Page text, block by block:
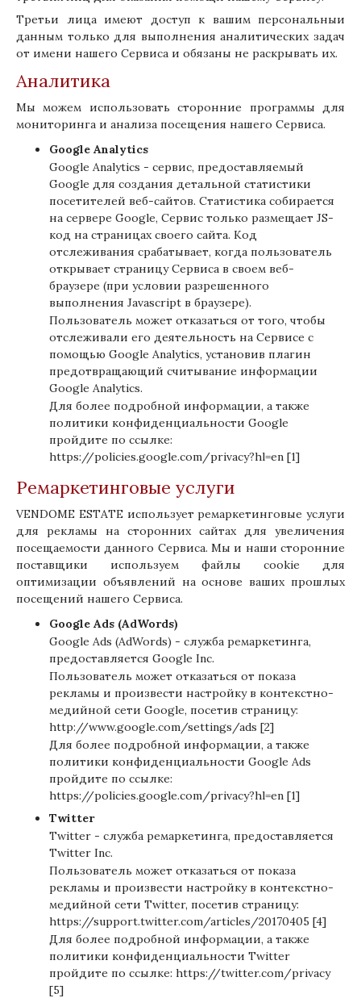
Третьи лица имеют доступ к вашим персональныи
данным только для выполнения аналитических задач
от имени нашего Сервиса и обязаны не раскрывать их.
Аналитика
Мы можем использовать сторонние программы для
мониторинга и анализа посещения нашего Сервиса.
Google Analytics
Google Analytics - сервис, предоставляемый
Google для создания детальной статистики
посетителей веб-сайтов. Статистика собирается
на сервере Google, Сервис только размещает JS-
код на страницах своего сайта. Код
отслеживания срабатывает, когда пользователь
открывает страницу Сервиса в своем веб-
браузере (при условии разрешенного
выполнения Javascript в браузере).
Пользователь может отказаться от того, чтобы
отслеживали его деятельность на Сервисе с
помощью Google Analytics, установив плагин
предотвращающий считывание информации
Google Analytics.
Для более подробной информации, а также
политики конфиденциальности Google
пройдите по ссылке:
https://policies.google.com/privacy?hl=en [1]
Ремаркетинговые услуги
VENDOME ESTATE использует ремаркетинговые услуги
для рекламы на сторонних сайтах для увеличения
посещаемости данного Сервиса. Мы и наши сторонние
поставщики используем файлы cookie для
оптимизации объявлений на основе ваших прошлых
посещений нашего Сервиса.
Google Ads (AdWords)
Google Ads (AdWords) - служба ремаркетинга,
предоставляется Google Inc.
Пользователь может отказаться от показа
рекламы и произвести настройку в контекстно-
медийной сети Google, посетив страницу:
http://www.google.com/settings/ads [2]
Для более подробной информации, а также
политики конфиденциальности Google Ads
пройдите по ссылке:
https://policies.google.com/privacy?hl=en [1]
Twitter
Twitter - служба ремаркетинга, предоставляется
Twitter Inc.
Пользователь может отказаться от показа
рекламы и произвести настройку в контекстно-
медийной сети Twitter, посетив страницу:
https://support.twitter.com/articles/20170405 [4]
Для более подробной информации, а также
политики конфиденциальности Twitter
пройдите по ссылке: https://twitter.com/privacy
[5]